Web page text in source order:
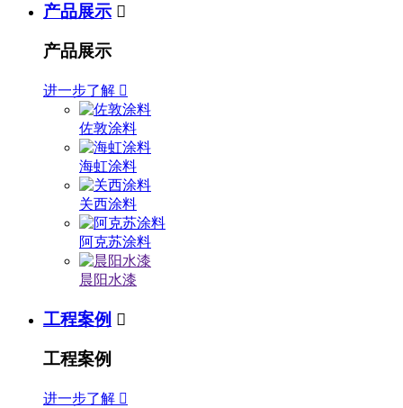
产品展示 
产品展示
进一步了解 
佐敦涂料
海虹涂料
关西涂料
阿克苏涂料
晨阳水漆
工程案例 
工程案例
进一步了解 